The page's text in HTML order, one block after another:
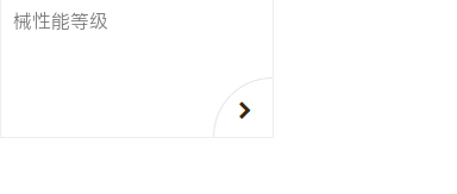
械性能等级